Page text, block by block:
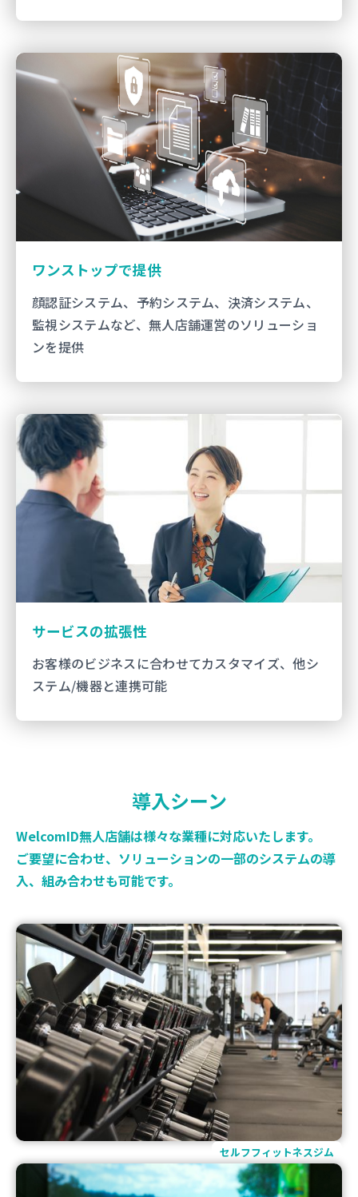
ワンストップで提供
顔認証システム、予約システム、決済システム、
監視システムなど、無人店舗運営のソリューショ
ンを提供
サービスの拡張性
お客様のビジネスに合わせてカスタマイズ、他シ
ステム/機器と連携可能
導入シーン
WelcomID無人店舗は様々な業種に対応いたします。
ご要望に合わせ、ソリューションの一部のシステムの導
入、組み合わせも可能です。
セルフフィットネスジム